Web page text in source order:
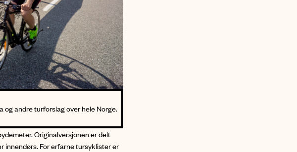
og andre turforslag over hele Norge.
Originalversjonen er delt
innendørs. For erfarne tursyklister er